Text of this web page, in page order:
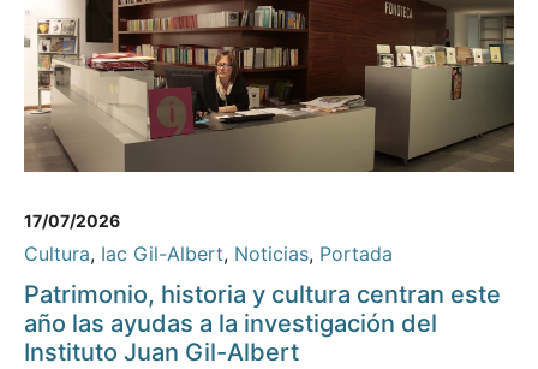
17/07/2026
Cultura, Iac Gil-Albert, Noticias, Portada
Patrimonio, historia y cultura centran este
año las ayudas a la investigación del
Instituto Juan Gil-Albert